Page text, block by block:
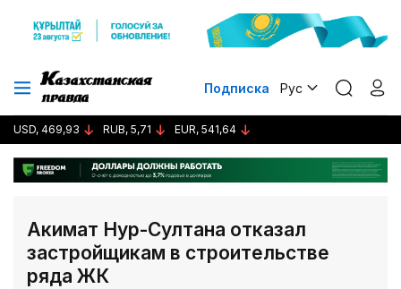
Подписка Рус
USD, 469,93 RUB, 5,71 EUR, 541,64
Акимат Нур-Султана отказал
застройщикам в строительстве
ряда ЖК